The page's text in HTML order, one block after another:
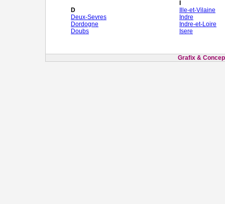
D
Deux-Sevres
Dordogne
Doubs
Ille-et-Vilaine
Indre
Indre-et-Loire
Isere
Grafix &